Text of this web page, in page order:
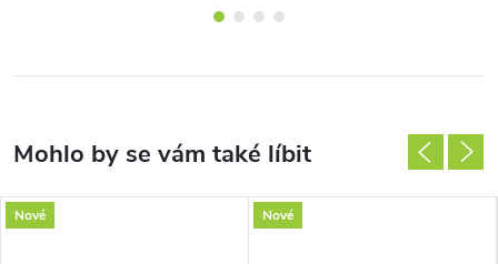
Nové Nové